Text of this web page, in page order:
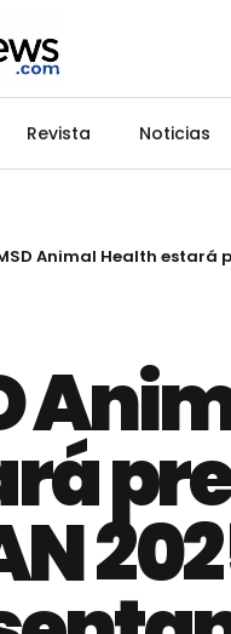
Revista Noticias